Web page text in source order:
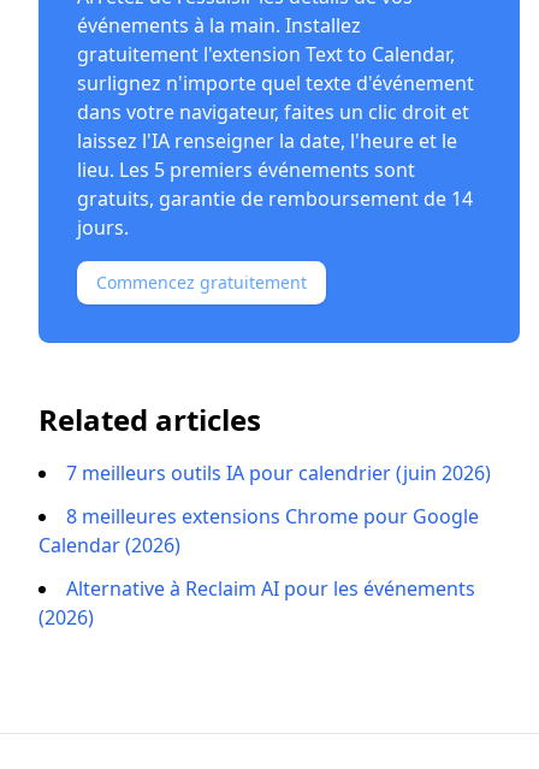
événements à la main. Installez
gratuitement l'extension Text to Calendar,
surlignez n'importe quel texte d'événement
dans votre navigateur, faites un clic droit et
laissez l'IA renseigner la date, l'heure et le
lieu. Les 5 premiers événements sont
gratuits, garantie de remboursement de 14
jours.
Commencez gratuitement
Related articles
7 meilleurs outils IA pour calendrier (juin 2026)
8 meilleures extensions Chrome pour Google
Calendar (2026)
Alternative à Reclaim AI pour les événements
(2026)